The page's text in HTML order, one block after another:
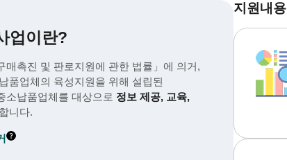
업이란?
매촉진 및 판로지원에 관한 법률」에 의거,
품업체의 육성지원을 위해 설립된
소납품업체를 대상으로 정보 제공, 교육,
니다.
지원내용